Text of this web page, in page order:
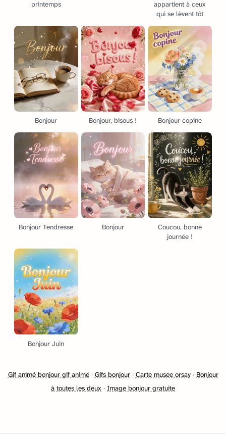
printemps
appartient à ceux
qui se lèvent tôt
Bonjour Bonjour, bisous ! Bonjour copine
Bonjour Tendresse Bonjour
Coucou, bonne
journée !
Bonjour Juin
Gif animé bonjour gif animé· Gifs bonjour· Carte musee orsay· Bonjour
à toutes les deux · Image bonjour gratuite